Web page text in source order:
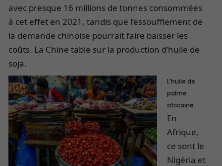
avec presque 16 millions de tonnes consommées
à cet effet en 2021, tandis que l’essoufflement de
la demande chinoise pourrait faire baisser les
coûts. La Chine table sur la production d’huile de
soja.
L’huile de
palme
africaine
En
Afrique,
ce sont le
Nigéria et